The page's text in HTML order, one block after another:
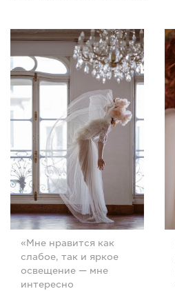
«Мне нравится как
слабое, так и яркое
освещение — мне
интересно